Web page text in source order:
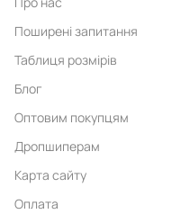
Поширені запитання
Таблиця розмірів
Блог
Оптовим покупцям
Дропшиперам
Карта сайту
Оплата